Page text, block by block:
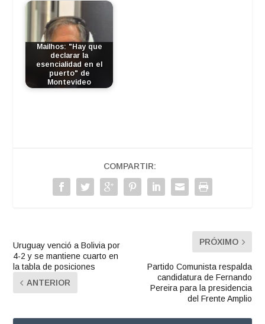
Mailhos: "Hay que
declarar la
esencialidad en el
puerto" de
Montevideo
COMPARTIR:
Uruguay venció a Bolivia por
4-2 y se mantiene cuarto en
la tabla de posiciones
ANTERIOR
PRÓXIMO
Partido Comunista respalda
candidatura de Fernando
Pereira para la presidencia
del Frente Amplio